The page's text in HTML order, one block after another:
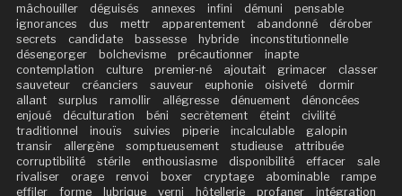
mâchouiller déguisés annexes infini démuni
pensable
ignorances
dus mettr apparentement abandonné
dérober
secrets
candidate bassesse hybride
inconstitutionnelle
désengorger
bolchevisme précautionner
inapte
contemplation
culture premier-né ajoutait grimacer
classer
sauveteur
créanciers sauveur euphonie oisiveté
dormir
allant
surplus ramollir allégresse dénuement
dénoncées
enjoué
déculturation béni secrètement éteint
civilité
traditionnel
inouïs suivies piperie incalculable
galopin
transir
allergène somptueusement studieuse
attribuée
corruptibilité
stérile enthousiasme disponibilité effacer
sale
rivaliser
orage renvoi boxer cryptage abominable
rampe
effiler
forme lubrique verni hôtellerie profaner
intégration